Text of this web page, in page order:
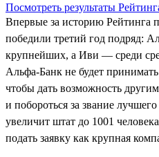
Посмотреть результаты
Впервые за историю Рейтинга
победили третий год подряд:
крупнейших, а Иви — среди
Альфа‑Банк не будет
чтобы дать возможность
и побороться за звание
увеличит штат до 1001
подать заявку как крупная